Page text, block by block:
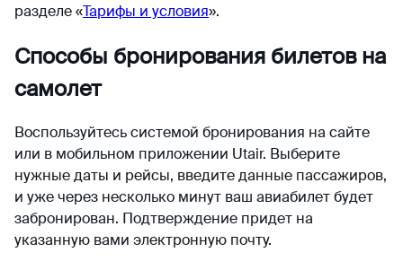
разделе «Тарифы и условия».
Способы бронирования билетов на
самолет
Воспользуйтесь системой бронирования на сайте
или в мобильном приложении Utair. Выберите
нужные даты и рейсы, введите данные пассажиров,
и уже через несколько минут ваш авиабилет будет
забронирован. Подтверждение придет на
указанную вами электронную почту.